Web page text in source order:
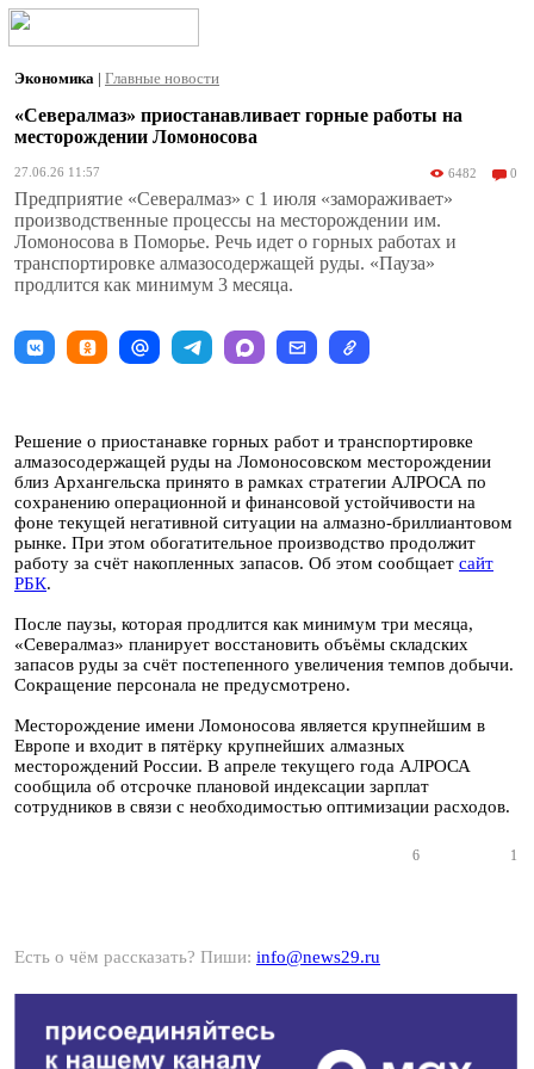
Экономика | Главные новости
«Севералмаз» приостанавливает горные работы на
месторождении Ломоносова
27.06.26 11:57 6482 0
Предприятие «Севералмаз» с 1 июля «замораживает»
производственные процессы на месторождении им.
Ломоносова в Поморье. Речь идет о горных работах и
транспортировке алмазосодержащей руды. «Пауза»
продлится как минимум 3 месяца.
Решение о приостанавке горных работ и транспортировке
алмазосодержащей руды на Ломоносовском месторождении
близ Архангельска принято в рамках стратегии АЛРОСА по
сохранению операционной и финансовой устойчивости на
фоне текущей негативной ситуации на алмазно-бриллиантовом
рынке. При этом обогатительное производство продолжит
работу за счёт накопленных запасов. Об этом сообщает сайт
РБК.
После паузы, которая продлится как минимум три месяца,
«Севералмаз» планирует восстановить объёмы складских
запасов руды за счёт постепенного увеличения темпов добычи.
Сокращение персонала не предусмотрено.
Месторождение имени Ломоносова является крупнейшим в
Европе и входит в пятёрку крупнейших алмазных
месторождений России. В апреле текущего года АЛРОСА
сообщила об отсрочке плановой индексации зарплат
сотрудников в связи с необходимостью оптимизации расходов.
6 1
Есть о чём рассказать? Пиши: info@news29.ru